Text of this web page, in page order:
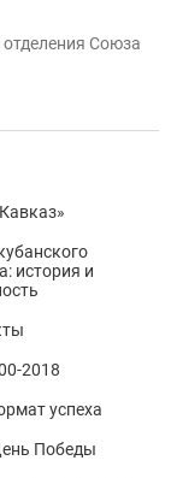
Союза
история и
2018
успеха
Победы